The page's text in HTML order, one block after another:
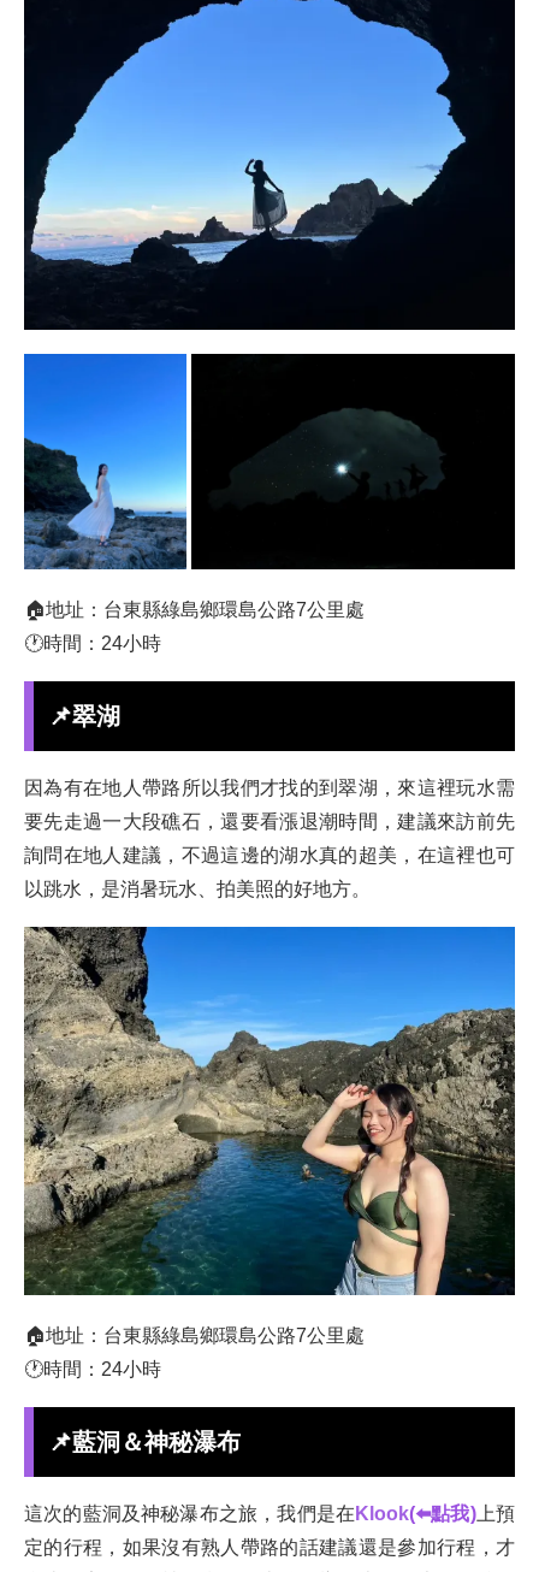
🏠地址：台東縣綠島鄉環島公路7公里處
🕐時間：24小時
📌翠湖
因為有在地人帶路所以我們才找的到翠湖，來這裡玩水需
要先走過一大段礁石，還要看漲退潮時間，建議來訪前先
詢問在地人建議，不過這邊的湖水真的超美，在這裡也可
以跳水，是消暑玩水、拍美照的好地方。
🏠地址：台東縣綠島鄉環島公路7公里處
🕐時間：24小時
📌藍洞＆神秘瀑布
這次的藍洞及神秘瀑布之旅，我們是在 Klook(⬅️點我)上預
定的行程，如果沒有熟人帶路的話建議還是參加行程，才